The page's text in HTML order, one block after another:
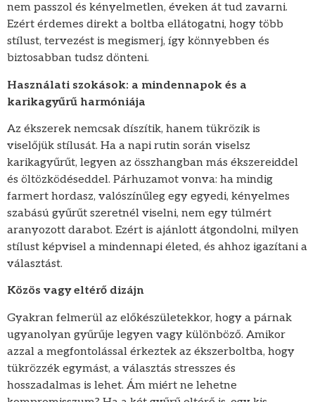
nem passzol és kényelmetlen, éveken át tud zavarni.
Ezért érdemes direkt a boltba ellátogatni, hogy több
stílust, tervezést is megismerj, így könnyebben és
biztosabban tudsz dönteni.
Használati szokások: a mindennapok és a
karikagyűrű harmóniája
Az ékszerek nemcsak díszítik, hanem tükrözik is
viselőjük stílusát. Ha a napi rutin során viselsz
karikagyűrűt, legyen az összhangban más ékszereiddel
és öltözködéseddel. Párhuzamot vonva: ha mindig
farmert hordasz, valószínűleg egy egyedi, kényelmes
szabású gyűrűt szeretnél viselni, nem egy túlmért
aranyozott darabot. Ezért is ajánlott átgondolni, milyen
stílust képvisel a mindennapi életed, és ahhoz igazítani a
választást.
Közös vagy eltérő dizájn
Gyakran felmerül az előkészületekkor, hogy a párnak
ugyanolyan gyűrűje legyen vagy különböző. Amikor
azzal a megfontolással érkeztek az ékszerboltba, hogy
tükrözzék egymást, a választás stresszes és
hosszadalmas is lehet. Ám miért ne lehetne